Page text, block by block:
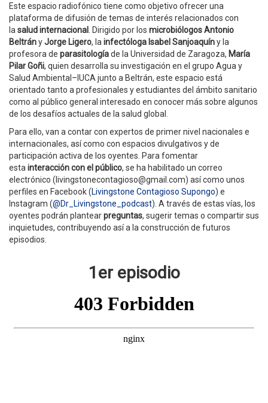
Este espacio radiofónico tiene como objetivo ofrecer una
plataforma de difusión de temas de interés relacionados con
la salud internacional . Dirigido por los microbiólogosAntonio
BeltrányJorge Ligero, la infectóloga Isabel Sanjoaquíny la
profesora de parasitologíade la Universidad de Zaragoza, María
Pilar Goñi, quien desarrolla su investigación en el grupo Agua y
Salud Ambiental–IUCA junto a Beltrán, este espacio está
orientado tanto a profesionales y estudiantes del ámbito sanitario
como al público general interesado en conocer más sobre algunos
de los desafíos actuales de la salud global.
Para ello, van a contar con expertos de primer nivel nacionales e
internacionales, así como con espacios divulgativos y de
participación activa de los oyentes. Para fomentar
esta interacción con el público, se ha habilitado un correo
electrónico (livingstonecontagioso@gmail.com) así como unos
perfiles en Facebook (Livingstone Contagioso Supongo) e
Instagram (@Dr_Livingstone_podcast). A través de estas vías, los
oyentes podrán plantearpreguntas, sugerir temas o compartir sus
inquietudes, contribuyendo así a la construcción de futuros
episodios.
1er episodio